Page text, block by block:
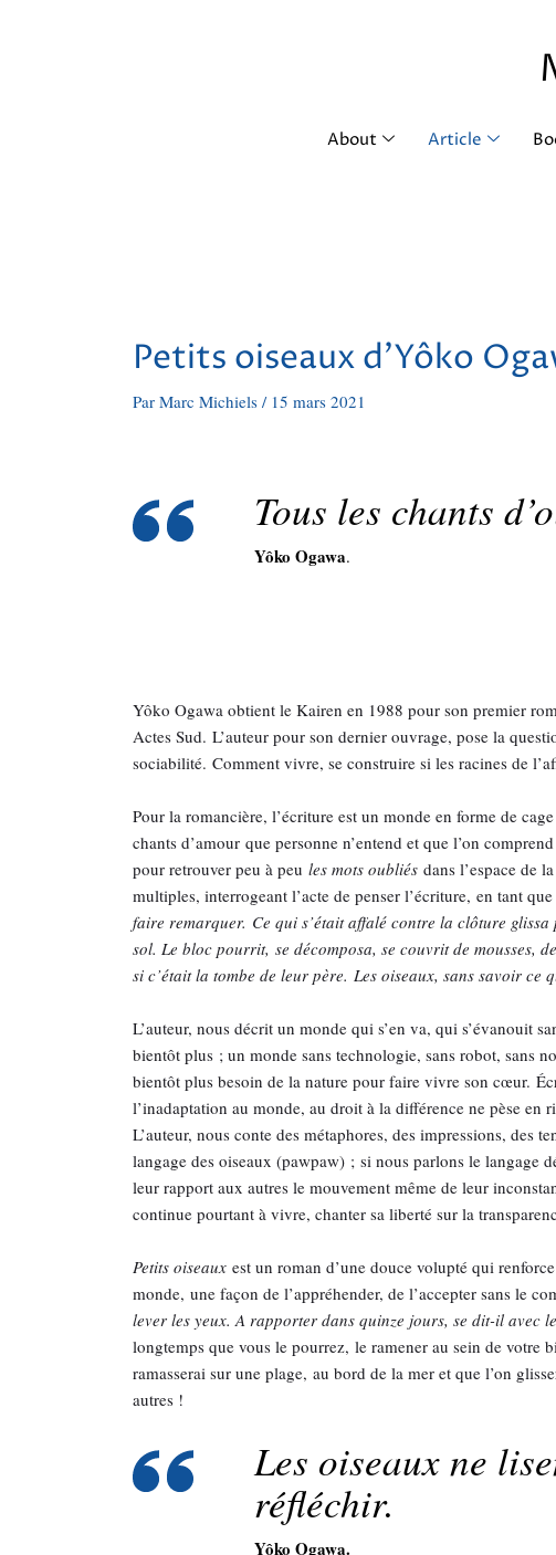
About Article
Petits oiseaux d’Yôko
ParMarc Michiels/ 15 mars 2021
Tous les chants
Yôko Ogawa.
Yôko Ogawa obtient le Kairen en 1988 pour son premier
Actes Sud. L’auteur pour son dernier ouvrage, pose la
sociabilité. Comment vivre, se construire si les racines de
Pour la romancière, l’écriture est un monde en forme de
chants d’amour que personne n’entend et que l’on
pour retrouver peu à peules mots oubliés dans l’espace de
multiples, interrogeant l’acte de penser l’écriture, en tant
faire remarquer. Ce qui s’était affalé contre la clôture glissa
sol. Le bloc pourrit, se décomposa, se couvrit de mousses,
si c’était la tombe de leur père. Les oiseaux, sans savoir
L’auteur, nous décrit un monde qui s’en va, qui s’évanouit
bientôt plus ; un monde sans technologie, sans robot, sans
bientôt plus besoin de la nature pour faire vivre son cœur.
l’inadaptation au monde, au droit à la différence ne pèse en
L’auteur, nous conte des métaphores, des impressions, des
langage des oiseaux (pawpaw) ; si nous parlons le langage
leur rapport aux autres le mouvement même de leur
continue pourtant à vivre, chanter sa liberté sur la
Petits oiseaux est un roman d’une douce volupté qui
monde, une façon de l’appréhender, de l’accepter sans le
lever les yeux. A rapporter dans quinze jours, se dit-il
longtemps que vous le pourrez, le ramener au sein de votre
ramasserai sur une plage, au bord de la mer et que l’on
autres !
Les oiseaux ne
réfléchir.
Yôko Ogawa.